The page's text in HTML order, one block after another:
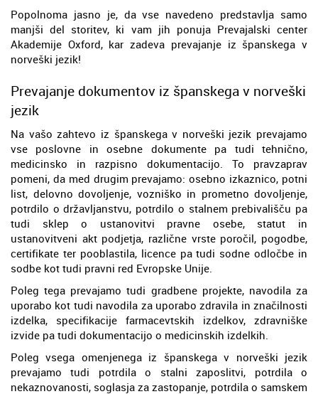
Popolnoma jasno je, da vse navedeno predstavlja samo
manjši del storitev, ki vam jih ponuja Prevajalski center
Akademije Oxford, kar zadeva prevajanje iz španskega v
norveški jezik!
Prevajanje dokumentov iz španskega v norveški
jezik
Na vašo zahtevo iz španskega v norveški jezik prevajamo
vse poslovne in osebne dokumente pa tudi tehnično,
medicinsko in razpisno dokumentacijo. To pravzaprav
pomeni, da med drugim prevajamo: osebno izkaznico, potni
list, delovno dovoljenje, vozniško in prometno dovoljenje,
potrdilo o državljanstvu, potrdilo o stalnem prebivališču pa
tudi sklep o ustanovitvi pravne osebe, statut in
ustanovitveni akt podjetja, različne vrste poročil, pogodbe,
certifikate ter pooblastila, licence pa tudi sodne odločbe in
sodbe kot tudi pravni red Evropske Unije.
Poleg tega prevajamo tudi gradbene projekte, navodila za
uporabo kot tudi navodila za uporabo zdravila in značilnosti
izdelka, specifikacije farmacevtskih izdelkov, zdravniške
izvide pa tudi dokumentacijo o medicinskih izdelkih.
Poleg vsega omenjenega iz španskega v norveški jezik
prevajamo tudi potrdila o stalni zaposlitvi, potrdila o
nekaznovanosti, soglasja za zastopanje, potrdila o samskem